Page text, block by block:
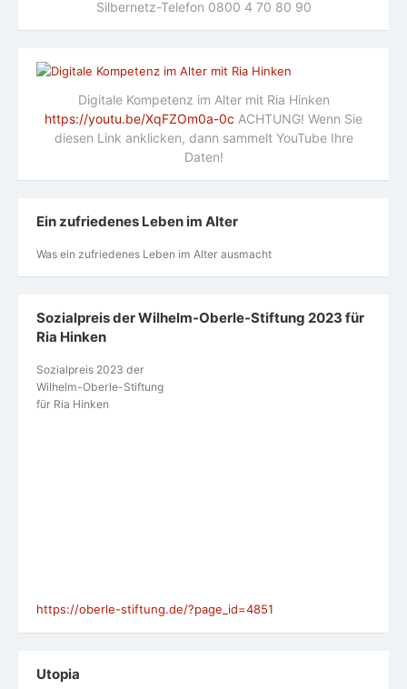
Silbernetz-Telefon 0800 4 70 80 90
Digitale Kompetenz im Alter mit Ria Hinken
https://youtu.be/XqFZOm0a-0c ACHTUNG! Wenn Sie
diesen Link anklicken, dann sammelt YouTube Ihre
Daten!
Ein zufriedenes Leben im Alter
Was ein zufriedenes Leben im Alter ausmacht
Sozialpreis der Wilhelm-Oberle-Stiftung 2023 für
Ria Hinken
Sozialpreis 2023 der
Wilhelm-Oberle-Stiftung
für Ria Hinken
https://oberle-stiftung.de/?page_id=4851
Utopia